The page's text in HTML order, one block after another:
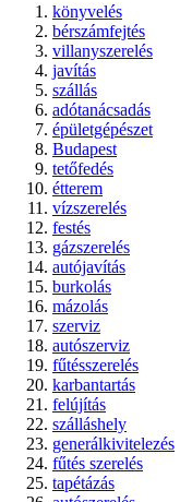
könyvelés
bérszámfejtés
villanyszerelés
javítás
szállás
adótanácsadás
épületgépészet
Budapest
tetőfedés
étterem
vízszerelés
festés
gázszerelés
autójavítás
burkolás
mázolás
szerviz
autószerviz
fűtésszerelés
karbantartás
felújítás
szálláshely
generálkivitelezés
fűtés szerelés
tapétázás